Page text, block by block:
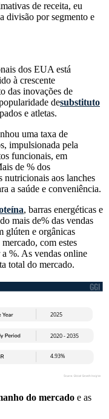
de receita, eu
divisão por segmento e
dos EUA está
à crescente
das inovações de
desubstituto
e atletas.
uma taxa de
impulsionada pela
funcionais, em
de % dos
nutricionais aos lanches
a saúde e conveniência.
, barras energéticas e
mais de% das vendas
glúten e orgânicas
com estes
a %. As vendas online
total do mercado.
do mercado e as